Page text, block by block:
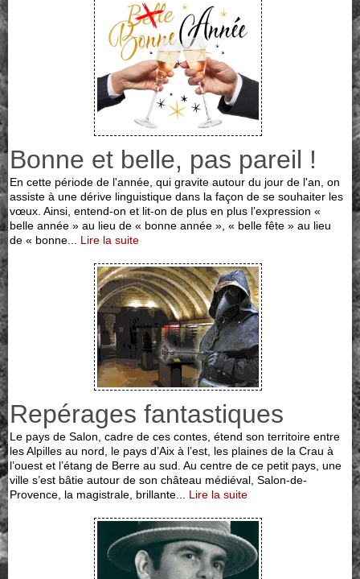
Bonne et belle, pas pareil !
En cette période de l'année, qui gravite autour du jour de l'an, on
assiste à une dérive linguistique dans la façon de se souhaiter les
vœux. Ainsi, entend-on et lit-on de plus en plus l’expression «
belle année » au lieu de « bonne année », « belle fête » au lieu
de « bonne... Lire la suite
Repérages fantastiques
Le pays de Salon, cadre de ces contes, étend son territoire entre
les Alpilles au nord, le pays d’Aix à l’est, les plaines de la Crau à
l’ouest et l’étang de Berre au sud. Au centre de ce petit pays, une
ville s’est bâtie autour de son château médiéval, Salon-de-
Provence, la magistrale, brillante... Lire la suite